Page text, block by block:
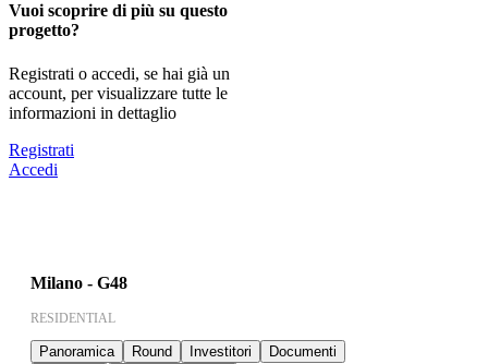
Vuoi scoprire di più su questo
progetto?
Registrati o accedi, se hai già un
account, per visualizzare tutte le
informazioni in dettaglio
Registrati
Accedi
Milano - G48
RESIDENTIAL
Panoramica Round Investitori
Documenti